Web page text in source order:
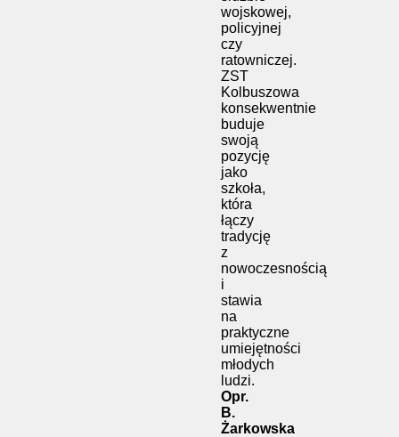
wojskowej,
policyjnej
czy
ratowniczej.
ZST
Kolbuszowa
konsekwentnie
buduje
swoją
pozycję
jako
szkoła,
która
łączy
tradycję
z
nowoczesnością
i
stawia
na
praktyczne
umiejętności
młodych
ludzi.
Opr.
B.
Żarkowska